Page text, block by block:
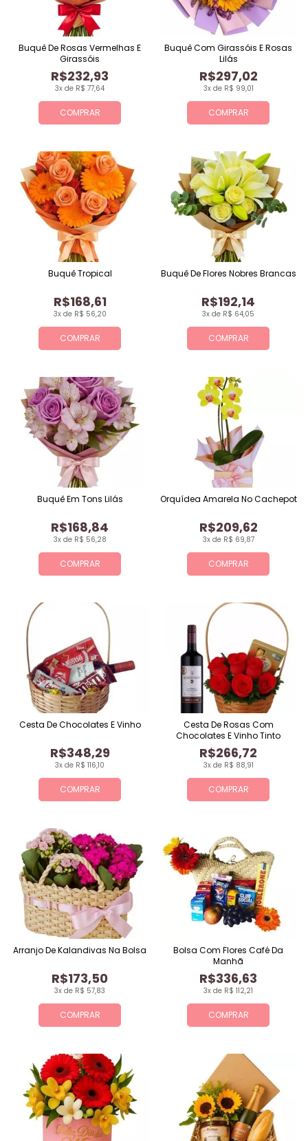
COMPRAR
3x de R$ 77,64
R$232,93
Buquê De Rosas Vermelhas E
Girassóis
COMPRAR
3x de R$ 99,01
R$297,02
Buquê Com Girassóis E Rosas
Lilás
COMPRAR
3x de R$ 56,20
R$168,61
Buquê Tropical
COMPRAR
3x de R$ 64,05
R$192,14
Buquê De Flores Nobres Brancas
COMPRAR
3x de R$ 56,28
R$168,84
Buquê Em Tons Lilás
COMPRAR
3x de R$ 69,87
R$209,62
Orquídea Amarela No Cachepot
COMPRAR
3x de R$ 116,10
R$348,29
Cesta De Chocolates E Vinho
COMPRAR
3x de R$ 88,91
R$266,72
Cesta De Rosas Com
Chocolates E Vinho Tinto
COMPRAR
3x de R$ 57,83
R$173,50
Arranjo De Kalandivas Na Bolsa
COMPRAR
3x de R$ 112,21
R$336,63
Bolsa Com Flores Café Da
Manhã